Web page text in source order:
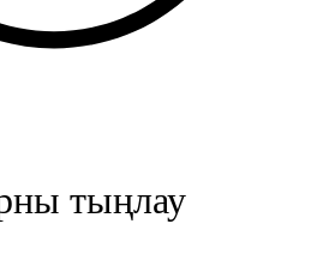
тыңлау